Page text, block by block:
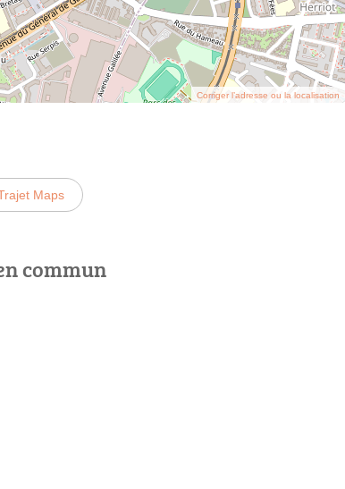
Corriger l’adresse ou la localisation
Maps
commun